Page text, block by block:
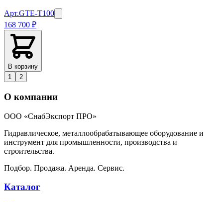
Арт.GTE-T100
168 700 ₽
В корзину
1
2
О компании
ООО «СнабЭкспорт ПРО»
Гидравлическое, металлообрабатывающее оборудование и
инструмент для промышленности, производства и
строительства.
Подбор. Продажа. Аренда. Сервис.
Каталог